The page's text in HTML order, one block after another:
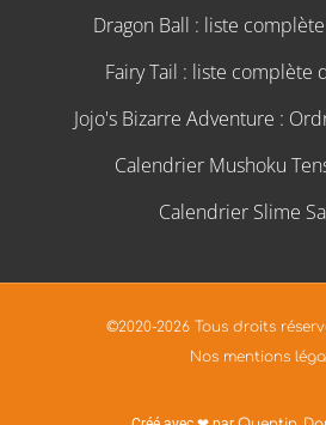
Dragon Ball : liste
Fairy Tail : liste complète
Jojo's Bizarre Adventure :
Calendrier Mushoku
Calendrier Slime
©2020-2026 Tous droits
Nos mentions